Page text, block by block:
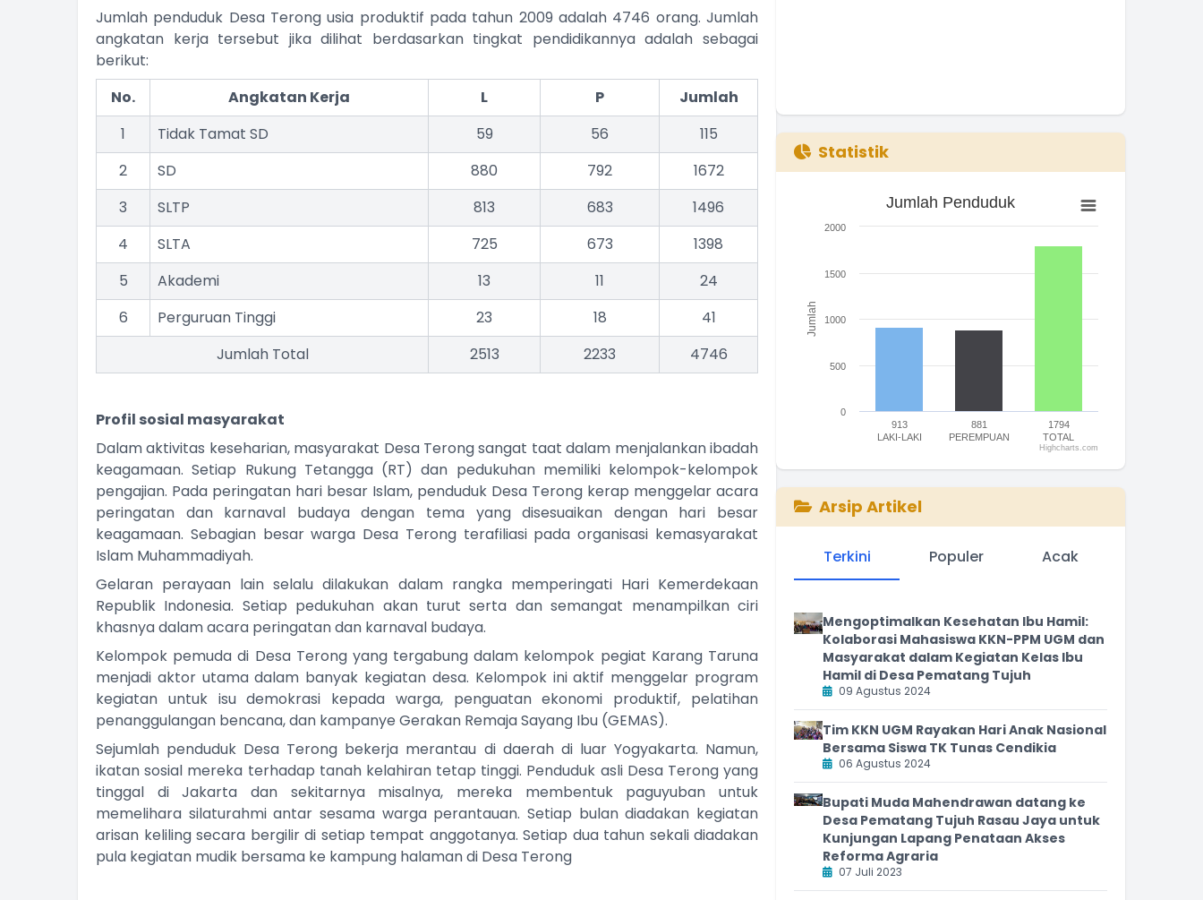
Jumlah penduduk Desa Terong usia produktif pada tahun 2009 adalah 4746 orang. Jumlah
angkatan kerja tersebut jika dilihat berdasarkan tingkat pendidikannya adalah sebagai
berikut:
No.
Angkatan Kerja L P
Jumlah
1
Tidak Tamat SD 59 56
115
2
SD 880 792
1672
3
SLTP 813 683
1496
4
SLTA 725 673
1398
5
Akademi 13 11
24
6
Perguruan Tinggi 23 18
41
Jumlah Total
2513 2233 4746
Profil sosial masyarakat
Dalam aktivitas keseharian, masyarakat Desa Terong sangat taat dalam menjalankan ibadah
keagamaan. Setiap Rukung Tetangga (RT) dan pedukuhan memiliki kelompok-kelompok
pengajian. Pada peringatan hari besar Islam, penduduk Desa Terong kerap menggelar acara
peringatan dan karnaval budaya dengan tema yang disesuaikan dengan hari besar
keagamaan. Sebagian besar warga Desa Terong terafiliasi pada organisasi kemasyarakat
Islam Muhammadiyah.
Gelaran perayaan lain selalu dilakukan dalam rangka memperingati Hari Kemerdekaan
Republik Indonesia. Setiap pedukuhan akan turut serta dan semangat menampilkan ciri
khasnya dalam acara peringatan dan karnaval budaya.
Kelompok pemuda di Desa Terong yang tergabung dalam kelompok pegiat Karang Taruna
menjadi aktor utama dalam banyak kegiatan desa. Kelompok ini aktif menggelar program
kegiatan untuk isu demokrasi kepada warga, penguatan ekonomi produktif, pelatihan
penanggulangan bencana, dan kampanye Gerakan Remaja Sayang Ibu (GEMAS).
Sejumlah penduduk Desa Terong bekerja merantau di daerah di luar Yogyakarta. Namun,
ikatan sosial mereka terhadap tanah kelahiran tetap tinggi. Penduduk asli Desa Terong yang
tinggal di Jakarta dan sekitarnya misalnya, mereka membentuk paguyuban untuk
memelihara silaturahmi antar sesama warga perantauan. Setiap bulan diadakan kegiatan
arisan keliling secara bergilir di setiap tempat anggotanya. Setiap dua tahun sekali diadakan
pula kegiatan mudik bersama ke kampung halaman di Desa Terong
Statistik
Jumlah Penduduk
The chart has 1 X axis displaying categories.
Jumlah
Jumlah Penduduk
913
LAKI-LAKI
881
PEREMPUAN
1794
TOTAL
0
500
1000
1500
2000
Highcharts.com
Arsip Artikel
Terkini Populer Acak
Mengoptimalkan Kesehatan Ibu Hamil:
Kolaborasi Mahasiswa KKN-PPM UGM dan
Masyarakat dalam Kegiatan Kelas Ibu
Hamil di Desa Pematang Tujuh
09 Agustus 2024
Tim KKN UGM Rayakan Hari Anak Nasional
Bersama Siswa TK Tunas Cendikia
06 Agustus 2024
Bupati Muda Mahendrawan datang ke
Desa Pematang Tujuh Rasau Jaya untuk
Kunjungan Lapang Penataan Akses
Reforma Agraria
07 Juli 2023